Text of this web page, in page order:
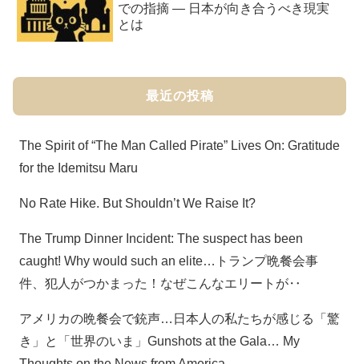
での指摘 ― 日本が向き合うべき現実
とは
最近の投稿
The Spirit of “The Man Called Pirate” Lives On: Gratitude
for the Idemitsu Maru
No Rate Hike. But Shouldn’t We Raise It?
The Trump Dinner Incident: The suspect has been
caught! Why would such an elite…トランプ晩餐会事
件、犯人がつかまった！なぜこんなエリートが‥
アメリカの晩餐会で銃声…日本人の私たちが感じる「驚
き」と「世界のいま」Gunshots at the Gala… My